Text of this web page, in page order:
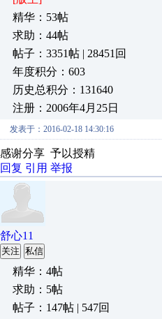
精华：53帖
求助：44帖
帖子：3351帖 | 28451回
年度积分：603
历史总积分：131640
注册：2006年4月25日
发表于：2016-02-18 14:30:16
感谢分享 予以授精
回复 引用 举报
舒心11
关注 私信
精华：4帖
求助：5帖
帖子：147帖 | 547回